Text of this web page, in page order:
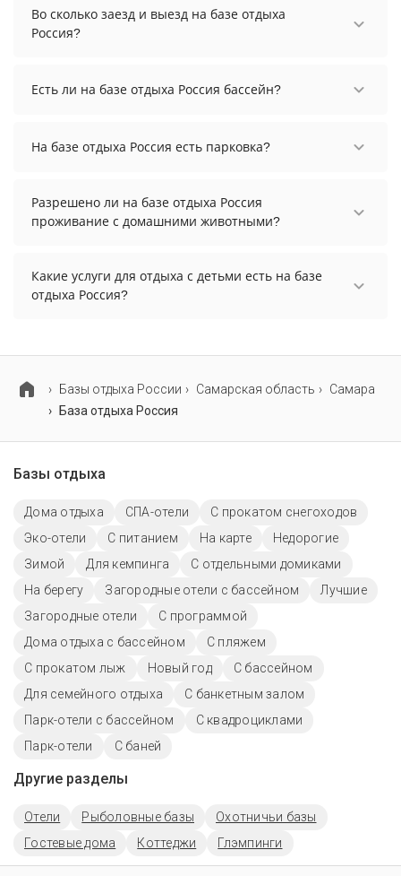
на базе отдыха Россия, выберите нужные даты и
количество гостей.
Во сколько заезд и выезд на базе отдыха
Россия?
осуществить до 15:00.
Есть ли на базе отдыха Россия бассейн?
На базе отдыха Россия есть парковка?
информацию перед бронированием у
менеджера, возможно, услуга оплачивается
Разрешено ли на базе отдыха Россия
проживание с домашними животными?
запрещено.
Какие услуги для отдыха с детьми есть на базе
отдыха Россия?
Базы отдыха России Самарская область
Самара
База отдыха Россия
Базы отдыха
Дома отдыха СПА-отели
С прокатом снегоходов
Эко-отели
С питанием На карте
Недорогие
Зимой
Для кемпинга
С отдельными домиками
На берегу
Загородные отели с бассейном
Лучшие
Загородные отели
С программой
Дома отдыха с бассейном
С пляжем
С прокатом лыж
Новый год
С бассейном
Для семейного отдыха
С банкетным залом
Парк-отели с бассейном
С квадроциклами
Парк-отели
С баней
Другие разделы
Отели Рыболовные базы
Охотничьи базы
Гостевые дома
Коттеджи Глэмпинги